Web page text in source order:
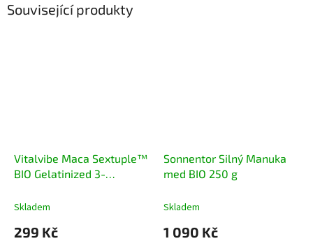
Související produkty
Vitalvibe Maca Sextuple™
BIO Gelatinized 3-
Skladem
299 Kč
Sonnentor Silný Manuka
med BIO 250 g
Skladem
1 090 Kč